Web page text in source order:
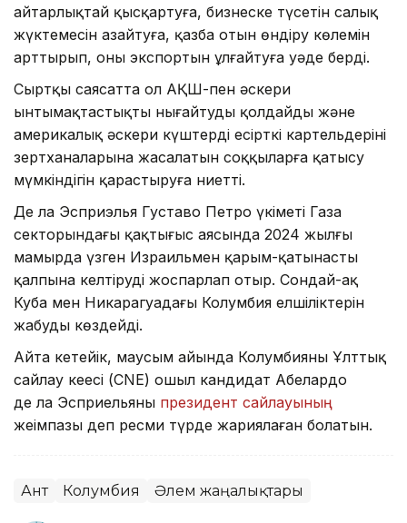
айтарлықтай қысқартуға, бизнеске түсетін салық
жүктемесін азайтуға, қазба отын өндіру көлемін
арттырып, оның экспортын ұлғайтуға уәде берді.
Сыртқы саясатта ол АҚШ-пен әскери
ынтымақтастықты нығайтуды қолдайды және
америкалық әскери күштердің есірткі картельдерінің
зертханаларына жасалатын соққыларға қатысу
мүмкіндігін қарастыруға ниетті.
Де ла Эсприэлья Густаво Петро үкіметі Газа
секторындағы қақтығыс аясында 2024 жылғы
мамырда үзген Израильмен қарым-қатынасты
қалпына келтіруді жоспарлап отыр. Сондай-ақ
Куба мен Никарагуадағы Колумбия елшіліктерін
жабуды көздейді.
Айта кетейік, маусым айында Колумбияның Ұлттық
сайлау кеңесі (CNE) оңшыл кандидат Абелардо
де ла Эсприельяны президент сайлауының
жеңімпазы деп ресми түрде жариялаған болатын.
Ант Колумбия Әлем жаңалықтары